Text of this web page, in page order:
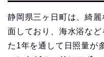
静岡県三ヶ日町は、綺
面しており、海水浴な
た1年を通して日照量が